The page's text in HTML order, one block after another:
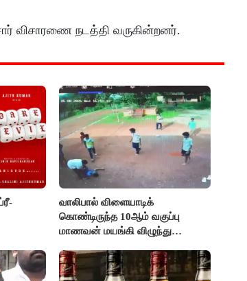
விசாரணை நடத்தி வருகின்றனர்.
வாலிபால் விளையாடிக்
கொண்டிருந்த 10ஆம் வகுப்பு
மாணவன் மயங்கி விழுந்து